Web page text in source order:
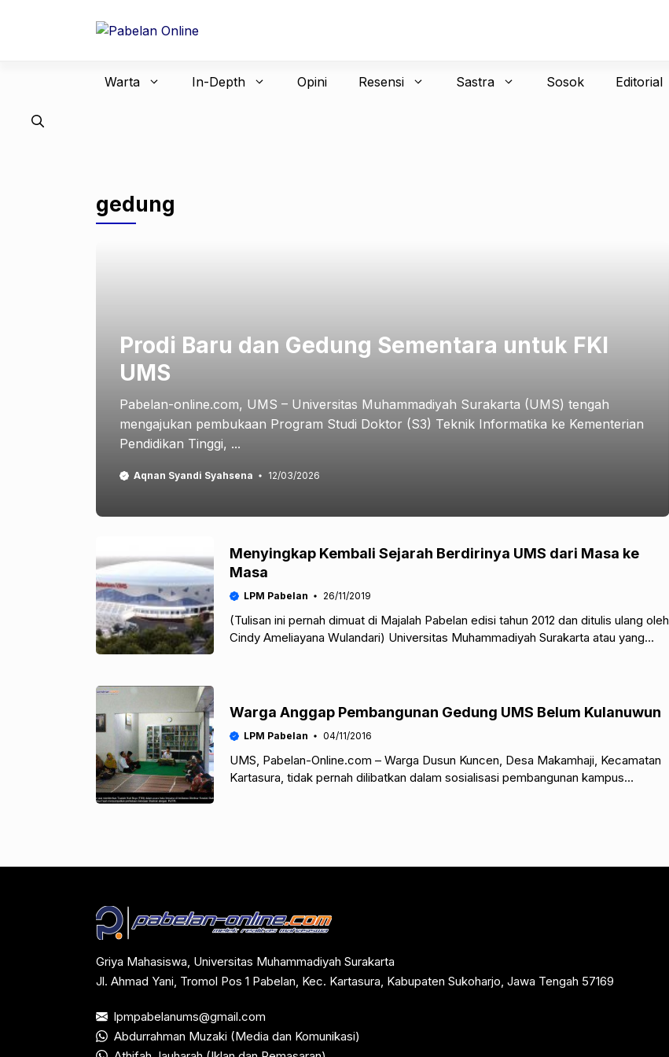
Warta In-Depth Opini Resensi Sastra Sosok Editorial
gedung
Prodi Baru dan Gedung Sementara untuk FKI
UMS
Pabelan-online.com, UMS – Universitas Muhammadiyah Surakarta (UMS) tengah
mengajukan pembukaan Program Studi Doktor (S3) Teknik Informatika ke Kementerian
Pendidikan Tinggi, ...
Aqnan Syandi Syahsena 12/03/2026
Menyingkap Kembali Sejarah Berdirinya UMS dari Masa ke
Masa
LPM Pabelan 26/11/2019
(Tulisan ini pernah dimuat di Majalah Pabelan edisi tahun 2012 dan ditulis ulang oleh
Cindy Ameliayana Wulandari) Universitas Muhammadiyah Surakarta atau yang
Warga Anggap Pembangunan Gedung UMS Belum Kulanuwun
LPM Pabelan 04/11/2016
UMS, Pabelan-Online.com – Warga Dusun Kuncen, Desa Makamhaji, Kecamatan
Kartasura, tidak pernah dilibatkan dalam sosialisasi pembangunan kampus
Griya Mahasiswa, Universitas Muhammadiyah Surakarta
Jl. Ahmad Yani, Tromol Pos 1 Pabelan, Kec. Kartasura, Kabupaten Sukoharjo, Jawa Tengah 57169
lpmpabelanums@gmail.com
Abdurrahman Muzaki (Media dan Komunikasi)